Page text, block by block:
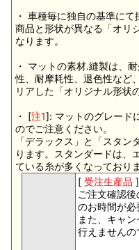
・ 車種毎に独自の基準に
商品と形状が異なる「オリ
なります。
・ マットの素材.縫製は、
性、耐摩耗性、退色性など
リアした「オリジナル形状
・ [注1]: マットのグレード
のでご注意ください。
「デラックス」と「スタ
ります。スタンダードは、
ている糸が多くなっておりま
[ 受注生産品 ]
ご注文確認
のお時間が必
また、キャ
行えませんの